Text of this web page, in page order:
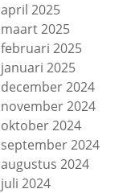
april 2025
maart 2025
februari 2025
januari 2025
december 2024
november 2024
oktober 2024
september 2024
augustus 2024
juli 2024